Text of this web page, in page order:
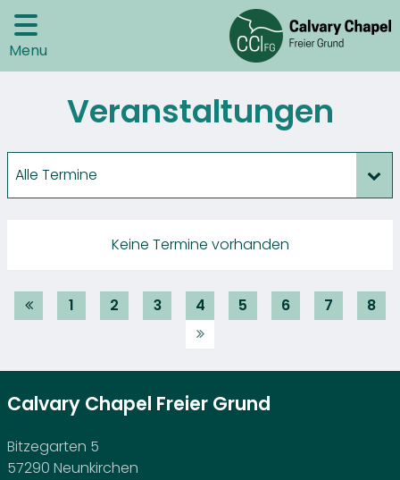
Menu
Veranstaltungen
Alle Termine
Keine Termine vorhanden
1 2 3 4 5 6 7 8
Calvary Chapel Freier Grund
Bitzegarten 5
57290 Neunkirchen